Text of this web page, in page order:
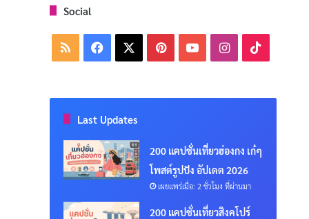
Social
RSS Facebook PinterestYouTubeInstagram
Last Updates
200 แคปชั่นเที่ยวฮ่องกง เก๋ๆ
โพสต์รูปปัง อัปเดต 2026
เผยแพร่เมื่อ: 2 ชั่วโมง ที่ผ่านมา
200 แคปชั่นเที่ยวสิงคโปร์